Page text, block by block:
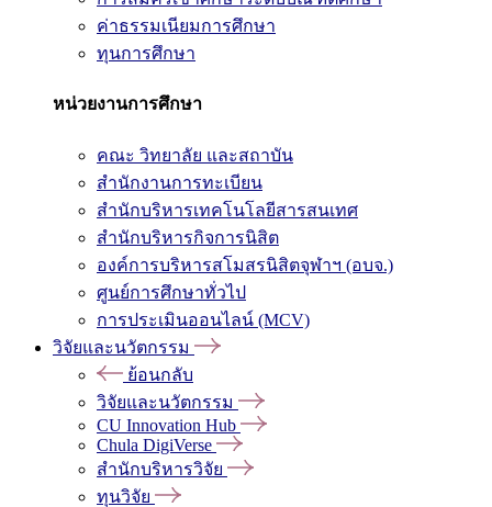
ค่าธรรมเนียมการศึกษา
ทุนการศึกษา
หน่วยงานการศึกษา
คณะ วิทยาลัย และสถาบัน
สำนักงานการทะเบียน
สำนักบริหารเทคโนโลยีสารสนเทศ
สำนักบริหารกิจการนิสิต
องค์การบริหารสโมสรนิสิตจุฬาฯ (อบจ.)
ศูนย์การศึกษาทั่วไป
การประเมินออนไลน์ (MCV)
วิจัยและนวัตกรรม
ย้อนกลับ
วิจัยและนวัตกรรม
CU Innovation Hub
Chula DigiVerse
สำนักบริหารวิจัย
ทุนวิจัย